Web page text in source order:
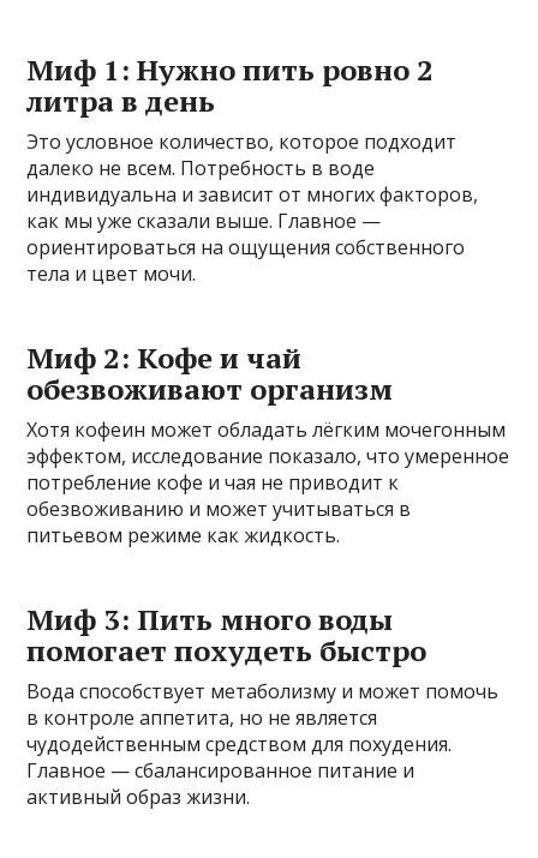
Миф 1: Нужно пить ровно 2
литра в день
Это условное количество, которое подходит
далеко не всем. Потребность в воде
индивидуальна и зависит от многих факторов,
как мы уже сказали выше. Главное —
ориентироваться на ощущения собственного
тела и цвет мочи.
Миф 2: Кофе и чай
обезвоживают организм
Хотя кофеин может обладать лёгким мочегонным
эффектом, исследование показало, что умеренное
потребление кофе и чая не приводит к
обезвоживанию и может учитываться в
питьевом режиме как жидкость.
Миф 3: Пить много воды
помогает похудеть быстро
Вода способствует метаболизму и может помочь
в контроле аппетита, но не является
чудодейственным средством для похудения.
Главное — сбалансированное питание и
активный образ жизни.